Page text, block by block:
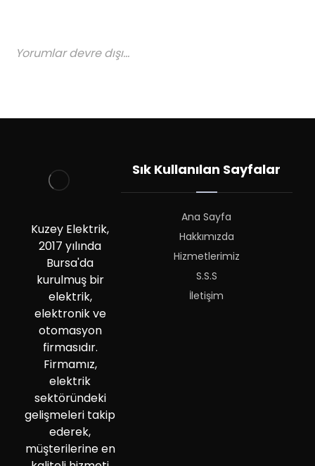
Yorumlar devre dışı...
Kuzey Elektrik,
2017 yılında
Bursa'da
kurulmuş bir
elektrik,
elektronik ve
otomasyon
firmasıdır.
Firmamız,
elektrik
sektöründeki
gelişmeleri takip
ederek,
müşterilerine en
Sık Kullanılan Sayfalar
Ana Sayfa
Hakkımızda
Hizmetlerimiz
S.S.S
İletişim